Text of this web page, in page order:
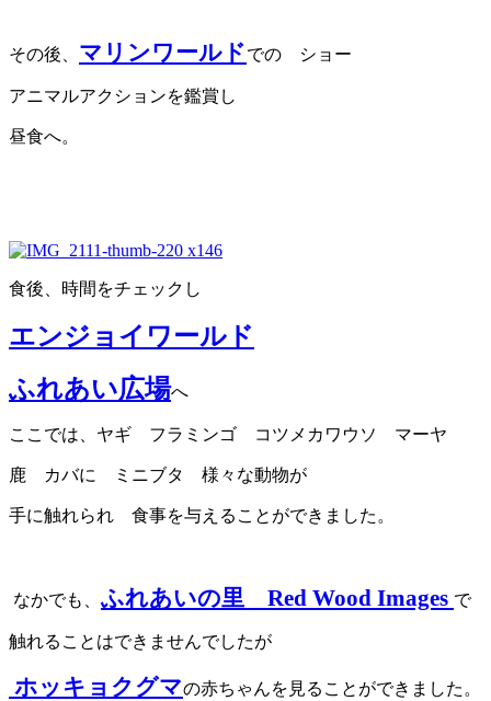
その後、 マリンワールドでの ショー
アニマルアクションを鑑賞し
昼食へ。
食後、時間をチェックし
エンジョイワールド
ふれあい広場へ
ここでは、ヤギ フラミンゴ コツメカワウソ マーヤ
鹿 カバに ミニブタ 様々な動物が
手に触れられ 食事を与えることができました。
なかでも、 ふれあいの里 Red Wood Images で
触れることはできませんでしたが
ホッキョクグマの赤ちゃんを見ることができました。